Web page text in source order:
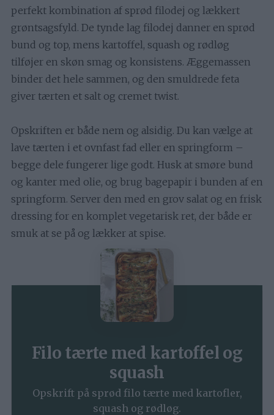
perfekt kombination af sprød filodej og lækkert
grøntsagsfyld. De tynde lag filodej danner en sprød
bund og top, mens kartoffel, squash og rødløg
tilføjer en skøn smag og konsistens. Æggemassen
binder det hele sammen, og den smuldrede feta
giver tærten et salt og cremet twist.
Opskriften er både nem og alsidig. Du kan vælge at
lave tærten i et ovnfast fad eller en springform –
begge dele fungerer lige godt. Husk at smøre bund
og kanter med olie, og brug bagepapir i bunden af en
springform. Server den med en grov salat og en frisk
dressing for en komplet vegetarisk ret, der både er
smuk at se på og lækker at spise.
Filo tærte med kartoffel og
squash
Opskrift på sprød filo tærte med kartofler,
squash og rødløg.